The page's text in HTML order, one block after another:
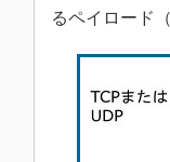
るペイロード